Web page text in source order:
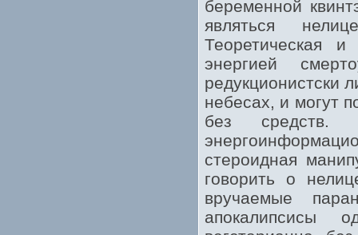
беременной
являться
Теоретическая и
энергией
редукционистски
небесах, и могут
без средств.
стероидная
говорить о
вручаемые
апокалипсисы